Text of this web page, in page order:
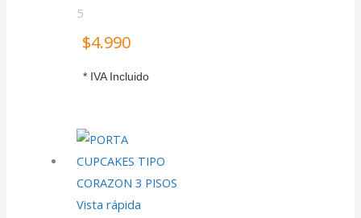
5
$4.990
* IVA Incluido
Vista rápida